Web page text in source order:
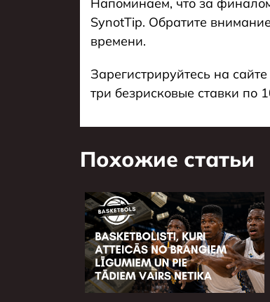
Напоминаем, что за
SynotTip. Обратите
времени.
Зарегистрируйтесь на
три безрисковые ставки по
Похожие статьи